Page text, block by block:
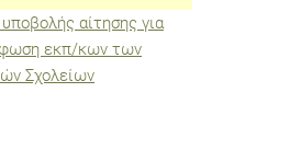
αίτησης για
εκπ/κων των
Σχολείων